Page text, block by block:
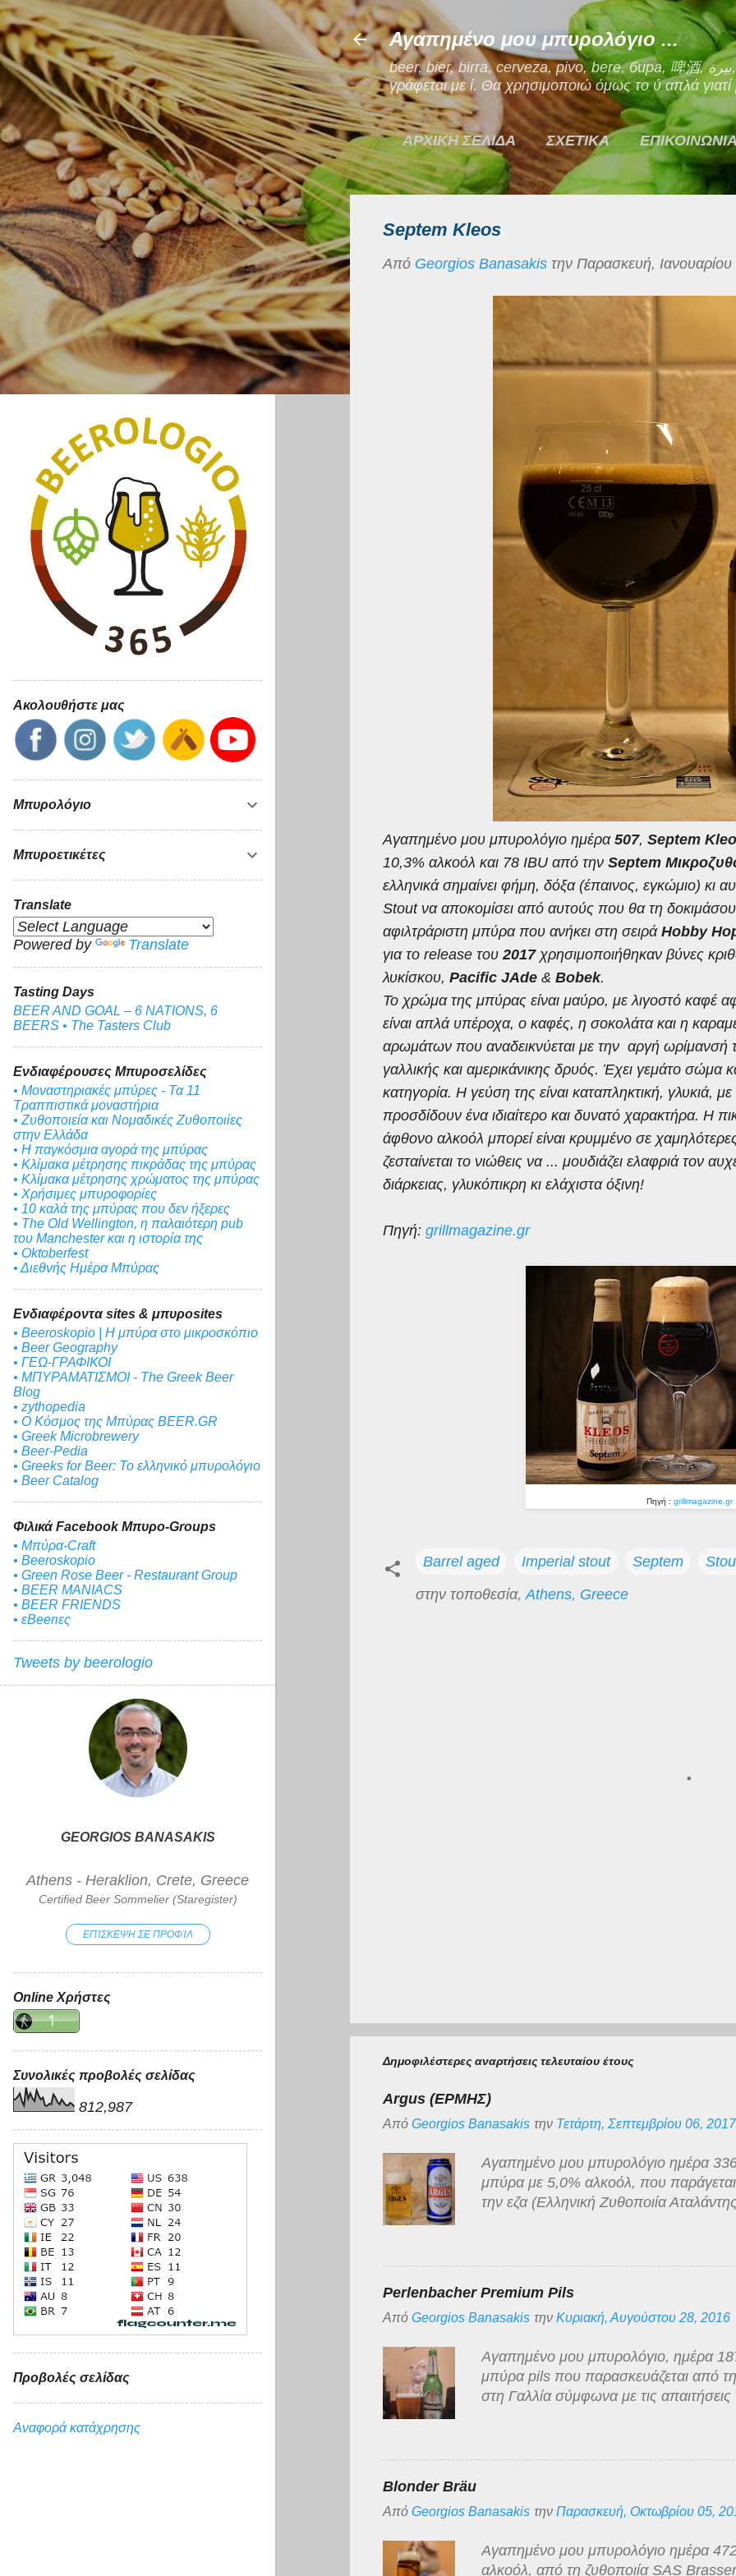
Μετάβαση στο κύριο περιεχόμενο
Αγαπημένο μου μπυρολόγιο ...
beer, bier, birra, cerveza, pivo, bere, бира, 啤酒, بيرة, μπίρα. Ναι, η μπίρα στα Ελληνικά
γράφεται με ί. Θα χρησιμοποιώ όμως το ύ απλά γιατί
ΑΡΧΙΚΗ ΣΕΛΙΔΑ ΣΧΕΤΙΚΑ
Septem Kleos
Από Georgios Banasakis την Παρασκευή,
Αγαπημένο μου μπυρολόγιο ημέρα 507, Septem
10,3% αλκοόλ και 78 IBU από την Septem
ελληνικά σημαίνει φήμη, δόξα (έπαινος, εγκώμιο) κι
Stoutνα αποκομίσει από αυτούς που θα τη
αφιλτράριστη μπύρα που ανήκει στη σειρά Hobby
για το releaseτου2017 χρησιμοποιήθηκαν βύνες
λυκίσκου, Pacific JAde& Bobek.
Το χρώμα της μπύρας είναι μαύρο, με λιγοστό καφέ
είναι απλά υπέροχα, ο καφές, η σοκολάτα και η
αρωμάτων που αναδεικνύεται με την αργή ωρίμανσή
γαλλικής και αμερικάνικης δρυός. Έχει γεμάτο σώμα
κατηγορία. Η γεύση της είναι καταπληκτική, γλυκιά,
προσδίδουν ένα ιδιαίτερο και δυνατό χαρακτήρα. Η
άφθονο αλκοόλ μπορεί είναι κρυμμένο σε
ζεσταίνεται το νιώθεις να ... μουδιάζει ελαφριά τον
διάρκειας, γλυκόπικρη κι ελάχιστα όξινη!
Πηγή: grillmagazine.gr
Πηγή : grillmagazine.gr
Barrel aged Imperial stout Septem
στην τοποθεσία,Athens, Greece
Δημοφιλέστερες αναρτήσεις τελευταίου έτους
Argus (ΕΡΜΗΣ)
Από Georgios Banasakis την Τετάρτη, Σεπτεμβρίου 06, 2017
Αγαπημένο μου μπυρολόγιο ημέρα
μπύρα με 5,0% αλκοόλ, που
την εζα (Ελληνική Ζυθοποιία
αρκετά τίμια!
Perlenbacher Premium Pils
Από Georgios Banasakis την Κυριακή, Αυγούστου 28, 2016
Αγαπημένο μου μπυρολόγιο, ημέρα
μπύρα pils που παρασκευάζεται από
στη Γαλλία σύμφωνα με τις
σωρού".
Blonder Bräu
Από Georgios Banasakis την Παρασκευή, Οκτωβρίου 05,
Αγαπημένο μου μπυρολόγιο ημέρα
αλκοόλ, από τη ζυθοποιία SAS
Ακολουθήστε μας
Μπυρολόγιο
Μπυροετικέτες
Translate
Powered by Translate
Tasting Days
BEER AND GOAL – 6 NATIONS, 6
BEERS • The Tasters Club
Ενδιαφέρουσες Μπυροσελίδες
• Μοναστηριακές μπύρες - Τα 11
Τραππιστικά μοναστήρια
• Ζυθοποιεία και Νομαδικές Ζυθοποιίες
στην Ελλάδα
• Η παγκόσμια αγορά της μπύρας
• Κλίμακα μέτρησης πικράδας της μπύρας
• Κλίμακα μέτρησης χρώματος της μπύρας
• Χρήσιμες μπυροφορίες
• 10 καλά της μπύρας που δεν ήξερες
• The Old Wellington, η παλαιότερη pub
του Manchester και η ιστορία της
• Oktoberfest
• Διεθνής Ημέρα Μπύρας
Ενδιαφέροντα sites & μπυροsites
• Beeroskopio | Η μπύρα στο μικροσκόπιο
• Beer Geography
• ΓΕΩ-ΓΡΑΦΙΚΟΙ
• ΜΠΥΡΑΜΑΤΙΣΜΟΙ - The Greek Beer
Blog
• zythopedia
• Ο Κόσμος της Μπύρας BEER.GR
• Greek Microbrewery
• Beer-Pedia
• Greeks for Beer: To ελληνικό μπυρολόγιο
• Beer Catalog
Φιλικά Facebook Μπυρο-Groups
• Μπύρα-Craft
• Beeroskopio
• Green Rose Beer - Restaurant Group
• BEER MANIACS
• BEER FRIENDS
• εBeerιες
Tweets by beerologio
GEORGIOS BANASAKIS
Athens - Heraklion, Crete, Greece
Certified Beer Sommelier (Staregister)
ΕΠΊΣΚΕΨΗ ΣΕ ΠΡΟΦΊΛ
Online Χρήστες
Συνολικές προβολές σελίδας
812,987
Προβολές σελίδας
Αναφορά κατάχρησης